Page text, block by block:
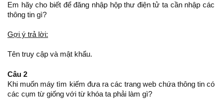
Em hãy cho biết để đăng nhập hộp thư điện tử ta cần nhập các
thông tin gì?
Gợi ý trả lời:
Tên truy cập và mật khẩu.
Câu 2
Khi muốn máy tìm kiếm đưa ra các trang web chứa thông tin có
các cụm từ giống với từ khóa ta phải làm gì?